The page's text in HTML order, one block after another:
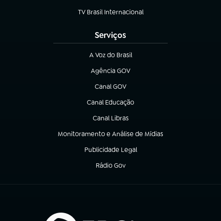
TV Brasil Internacional
(abre em nova aba)
Serviços
A Voz do Brasil
(abre em nova aba)
Agência GOV
(abre em nova aba)
Canal GOV
(abre em nova aba)
Canal Educação
(abre em nova aba)
Canal Libras
(abre em nova aba)
Monitoramento e Análise de Mídias
(abre em nova aba)
Publicidade Legal
(abre em nova aba)
Rádio Gov
(abre em nova aba)